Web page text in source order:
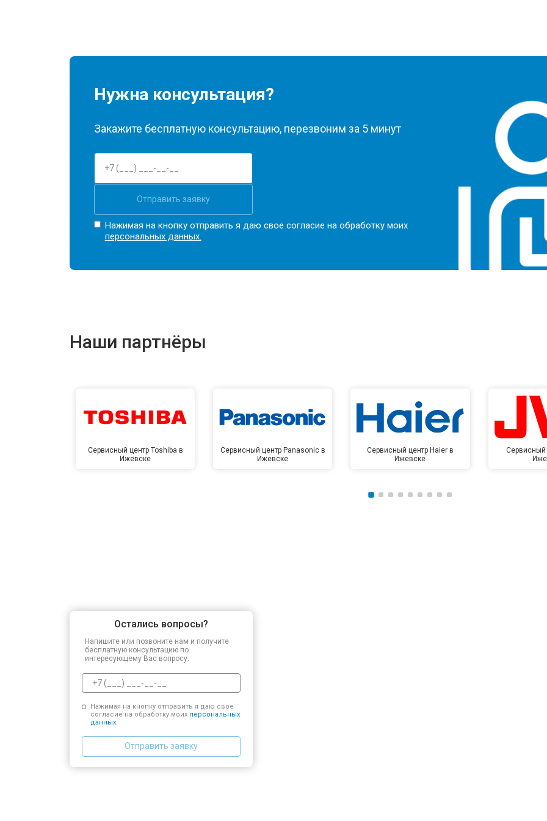
Нужна консультация?
Закажите бесплатную консультацию, перезвоним за 5 минут
Отправить заявку
Нажимая на кнопку отправить я даю свое согласие на обработку моих
персональных данных.
Наши партнёры
Сервисный центр Toshiba в
Ижевске
Сервисный центр Panasonic в
Ижевске
Сервисный центр Haier в
Ижевске
Сервисный
Остались вопросы?
Напишите или позвоните нам и получите
бесплатную консультацию по
интересующему Вас вопросу.
Нажимая на кнопку отправить я даю свое
согласие на обработку моих персональных
данных.
Отправить заявку